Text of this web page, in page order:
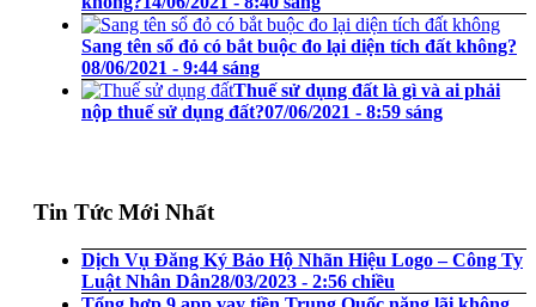
Sang tên sổ đỏ có bắt buộc đo lại diện tích đất không?
08/06/2021 - 9:44 sáng
Thuế sử dụng đất là gì và ai phải
nộp thuế sử dụng đất?07/06/2021 - 8:59 sáng
Tin Tức Mới Nhất
Dịch Vụ Đăng Ký Bảo Hộ Nhãn Hiệu Logo – Công Ty
Luật Nhân Dân28/03/2023 - 2:56 chiều